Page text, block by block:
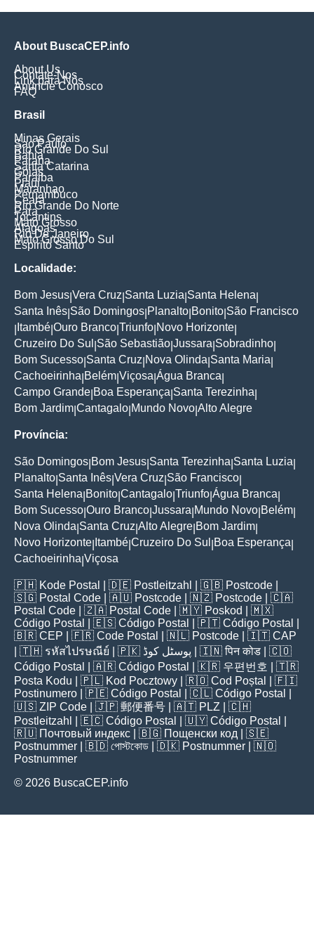
About BuscaCEP.info
About Us
Contate-Nos
Link para Nós
Anuncie Conosco
FAQ
Brasil
Minas Gerais
Sao Paulo
Rio Grande Do Sul
Bahia
Parana
Santa Catarina
Goias
Paraiba
Piaui
Maranhao
Pernambuco
Ceara
Rio Grande Do Norte
Para
Tocantins
Mato Grosso
Alagoas
Rio De Janeiro
Mato Grosso Do Sul
Espirito Santo
Localidade:
Bom Jesus Vera Cruz Santa Luzia Santa Helena
Santa Inês São Domingos Planalto Bonito São Francisco
Itambé Ouro Branco Triunfo Novo Horizonte
Cruzeiro Do Sul São Sebastião Jussara Sobradinho
Bom Sucesso Santa Cruz Nova Olinda Santa Maria
Cachoeirinha Belém Viçosa Água Branca
Campo Grande Boa Esperança Santa Terezinha
Bom Jardim Cantagalo Mundo Novo Alto Alegre
Província:
São Domingos Bom Jesus Santa Terezinha Santa Luzia
Planalto Santa Inês Vera Cruz São Francisco
Santa Helena Bonito Cantagalo Triunfo Água Branca
Bom Sucesso Ouro Branco Jussara Mundo Novo Belém
Nova Olinda Santa Cruz Alto Alegre Bom Jardim
Novo Horizonte Itambé Cruzeiro Do Sul Boa Esperança
Cachoeirinha Viçosa
🇵🇭 Kode Postal | 🇩🇪 Postleitzahl | 🇬🇧 Postcode
🇸🇬 Postal Code | 🇦🇺 Postcode | 🇳🇿 Postcode | 🇨🇦
Postal Code | 🇿🇦 Postal Code | 🇲🇾 Poskod
| 🇲🇽
Código Postal
| 🇪🇸 Código Postal | 🇵🇹 Código Postal
🇧🇷 CEP | 🇫🇷 Code Postal | 🇳🇱 Postcode | 🇮🇹 CAP
| 🇹🇭 รหัสไปรษณีย์ | 🇵🇰 پوسٹل کوڈ | 🇮🇳पिन कोड | 🇨🇴
Código Postal
| 🇦🇷 Código Postal | 🇰🇷 우편번호
| 🇹🇷
Posta Kodu | 🇵🇱 Kod Pocztowy | 🇷🇴 Cod Poștal
| 🇫🇮
Postinumero | 🇵🇪 Código Postal | 🇨🇱 Código Postal
🇺🇸 ZIP Code | 🇯🇵 郵便番号 | 🇦🇹 PLZ | 🇨🇭
Postleitzahl
| 🇪🇨 Código Postal | 🇺🇾 Código Postal
🇷🇺 Почтовый индекс | 🇧🇬 Пощенски код | 🇸🇪
Postnummer | 🇧🇩 পোস্টকোড | 🇩🇰 Postnummer | 🇳🇴
Postnummer
© 2026 BuscaCEP.info